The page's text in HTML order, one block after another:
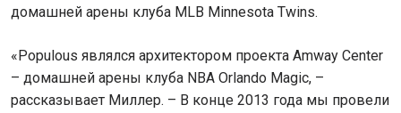
домашней арены клуба MLB Minnesota Twins.
«Populous являлся архитектором проекта Amway Center
– домашней арены клуба NBA Orlando Magic, –
рассказывает Миллер. – В конце 2013 года мы провели